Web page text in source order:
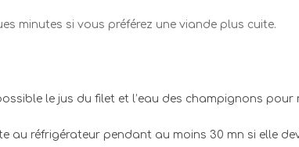
minutes si vous préférez une viande plus cuite.
le jus du filet et l’eau des champignons pour
au réfrigérateur pendant au moins 30 mn si elle